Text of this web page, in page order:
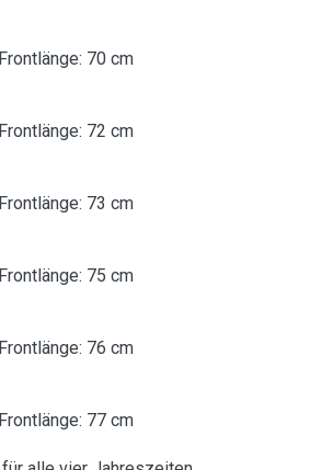
70 cm
72 cm
73 cm
75 cm
76 cm
77 cm